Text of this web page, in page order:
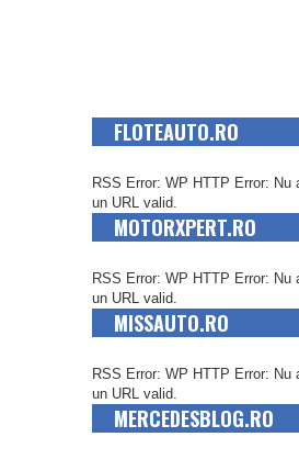
FLOTEAUTO.RO
RSS Error: WP HTTP Error: Nu
un URL valid.
MOTORXPERT.RO
RSS Error: WP HTTP Error: Nu
un URL valid.
MISSAUTO.RO
RSS Error: WP HTTP Error: Nu
un URL valid.
MERCEDESBLOG.RO